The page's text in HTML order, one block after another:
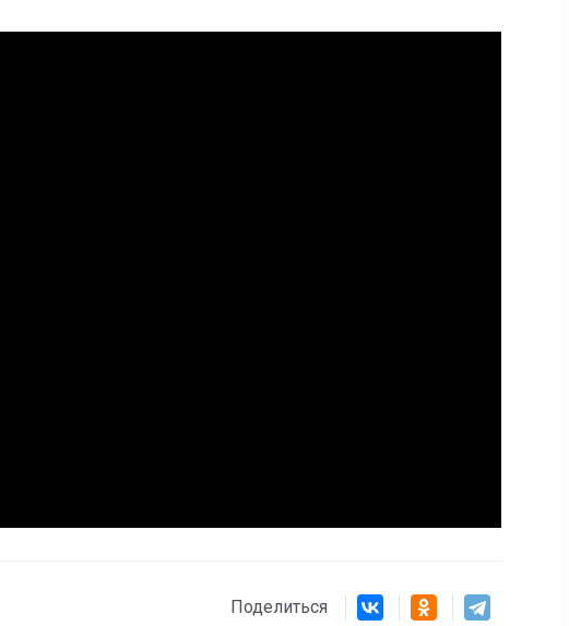
Поделиться
Коробов после возвращения со
мечту